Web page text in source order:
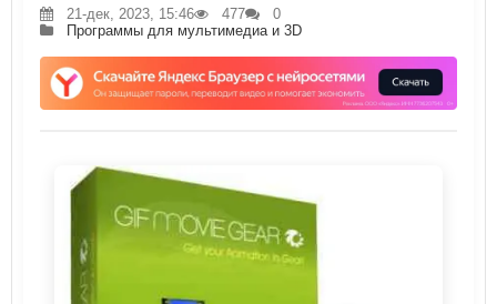
21-дек, 2023, 15:46 477
0
Программы для мультимедиа и 3D